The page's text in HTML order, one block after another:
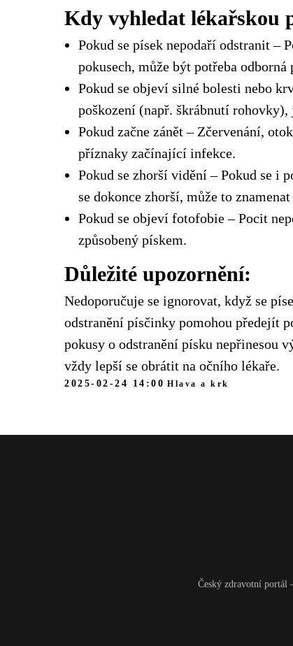
Kdy vyhledat lékařskou
Pokud se písek nepodaří odstranit –
pokusech, může být potřeba
Pokud se objeví silné bolesti nebo
poškození (např. škrábnutí rohovky),
Pokud začne zánět – Zčervenání,
příznaky začínající infekce.
Pokud se zhorší vidění – Pokud se i
se dokonce zhorší, může to
Pokud se objeví fotofobie – Pocit
způsobený pískem.
Důležité upozornění:
Nedoporučuje se ignorovat, když se
odstranění písčinky pomohou předejít
pokusy o odstranění písku nepřinesou
vždy lepší se obrátit na očního lékaře.
2025-02-24 14:00 Hlava a krk
Český zdravotní portál